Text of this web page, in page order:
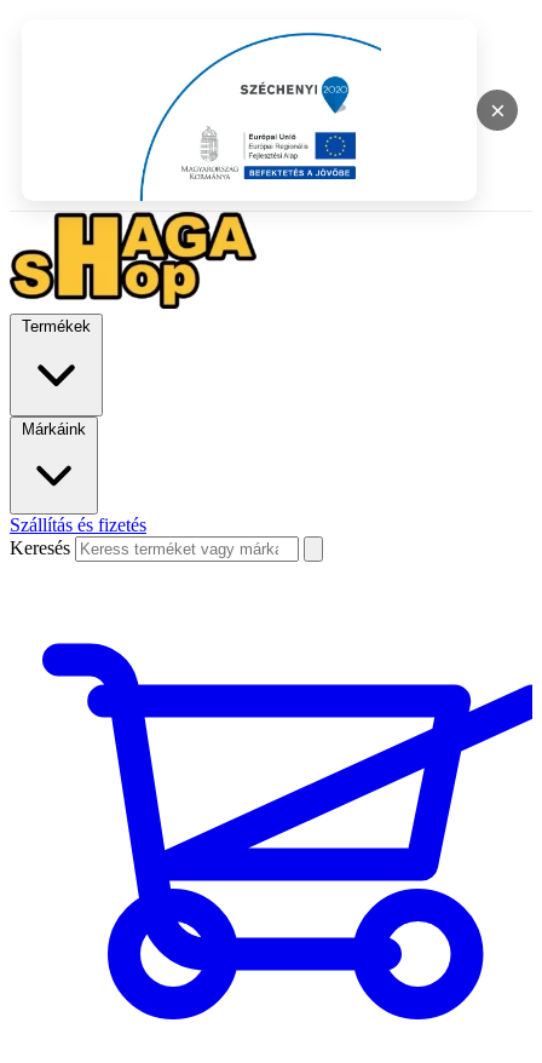
×
Termékek
Márkáink
Szállítás és fizetés
Keresés